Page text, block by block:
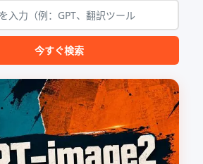
今すぐ検索